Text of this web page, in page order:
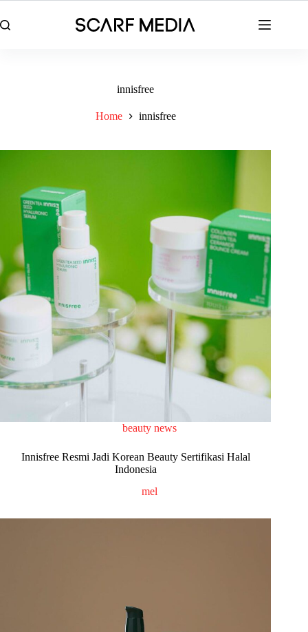
to
content
innisfree
Home innisfree
beauty news
Innisfree Resmi Jadi Korean Beauty Sertifikasi Halal
Indonesia
mel